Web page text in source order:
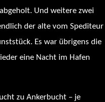
Und weitere zwei
der alte vom Spediteur
Es war übrigens die
eine Nacht im Hafen
zu Ankerbucht – je